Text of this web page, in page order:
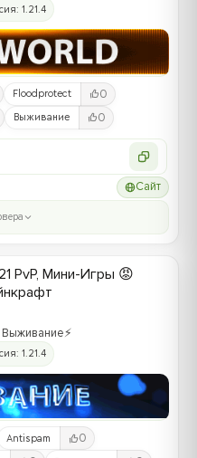
1.21.4
Floodprotect 0
Выживание 0
Сайт
PvP, Мини-Игры 😡
1.21.4
Antispam 0